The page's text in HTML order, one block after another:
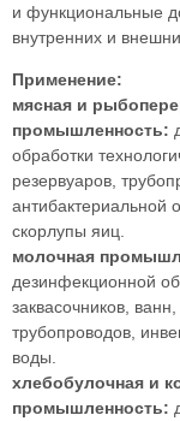
и функциональные
внутренних и
Применение:
мясная и
промышленность:
обработки
резервуаров,
антибактериальной
скорлупы яиц.
молочная
дезинфекционной
заквасочников,
трубопроводов,
воды.
хлебобулочная и
промышленность: